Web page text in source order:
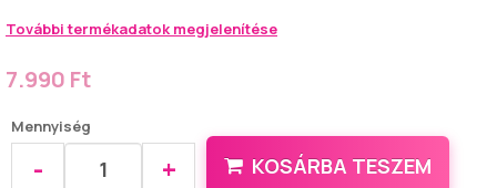
További termékadatok megjelenítése
7.990 Ft
Mennyiség
- + KOSÁRBA TESZEM